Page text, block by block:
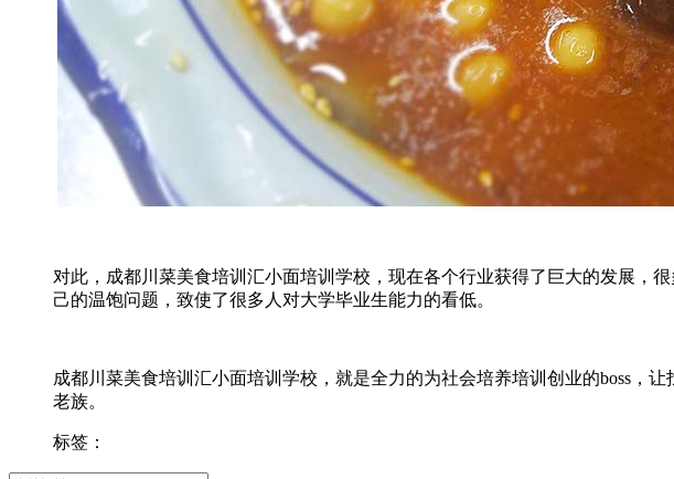
对此，成都川菜美食培训汇小面培训学校，现在各个行业获得了巨大的发展，
己的温饱问题，致使了很多人对大学毕业生能力的看低。
成都川菜美食培训汇小面培训学校，就是全力的为社会培养培训创业的boss，
老族。
标签：